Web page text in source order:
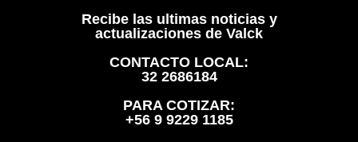
Recibe las ultimas noticias y
actualizaciones de Valck
CONTACTO LOCAL:
32 2686184
PARA COTIZAR:
+56 9 9229 1185